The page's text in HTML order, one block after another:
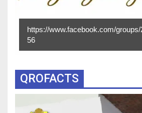
https://www.facebook.com/
56
QROFACTS